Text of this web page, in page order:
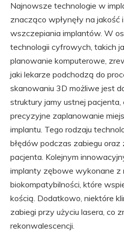
Najnowsze technologie w
znacząco wpłynęły na
wszczepiania implantów. W
technologii cyfrowych, takich
planowanie komputerowe,
jaki lekarze podchodzą do
skanowaniu 3D możliwe jest
struktury jamy ustnej
precyzyjne zaplanowanie
implantu. Tego rodzaju
błędów podczas zabiegu
pacjenta. Kolejnym
implanty zębowe wykonane z
biokompatybilności, które
kością. Dodatkowo, niektóre
zabiegi przy użyciu lasera, co
rekonwalescencji.